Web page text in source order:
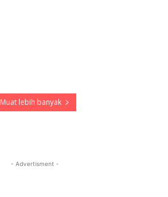
Muat lebih banyak
- Advertisment -